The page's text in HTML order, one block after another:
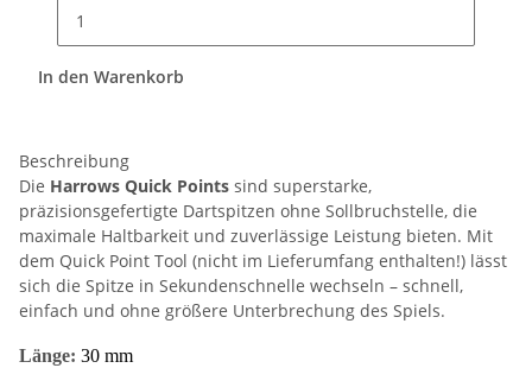
In den Warenkorb
Beschreibung
Die Harrows Quick Points sind superstarke,
präzisionsgefertigte Dartspitzen ohne Sollbruchstelle, die
maximale Haltbarkeit und zuverlässige Leistung bieten. Mit
dem Quick Point Tool (nicht im Lieferumfang enthalten!) lässt
sich die Spitze in Sekundenschnelle wechseln – schnell,
einfach und ohne größere Unterbrechung des Spiels.
Länge: 30 mm